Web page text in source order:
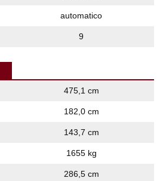
automatico
9
475,1 cm
182,0 cm
143,7 cm
1655 kg
286,5 cm